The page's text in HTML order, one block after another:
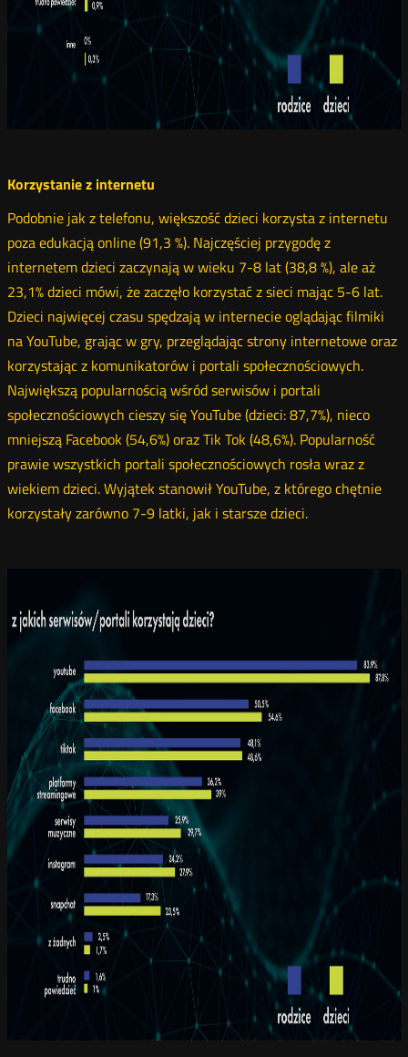
Korzystanie z internetu
Podobnie jak z telefonu, większość dzieci korzysta z internetu
poza edukacją online (91,3 %). Najczęściej przygodę z
internetem dzieci zaczynają w wieku 7-8 lat (38,8 %), ale aż
23,1% dzieci mówi, że zaczęło korzystać z sieci mając 5-6 lat.
Dzieci najwięcej czasu spędzają w internecie oglądając filmiki
na YouTube, grając w gry, przeglądając strony internetowe oraz
korzystając z komunikatorów i portali społecznościowych.
Największą popularnością wśród serwisów i portali
społecznościowych cieszy się YouTube (dzieci: 87,7%), nieco
mniejszą Facebook (54,6%) oraz Tik Tok (48,6%). Popularność
prawie wszystkich portali społecznościowych rosła wraz z
wiekiem dzieci. Wyjątek stanowił YouTube, z którego chętnie
korzystały zarówno 7-9 latki, jak i starsze dzieci.